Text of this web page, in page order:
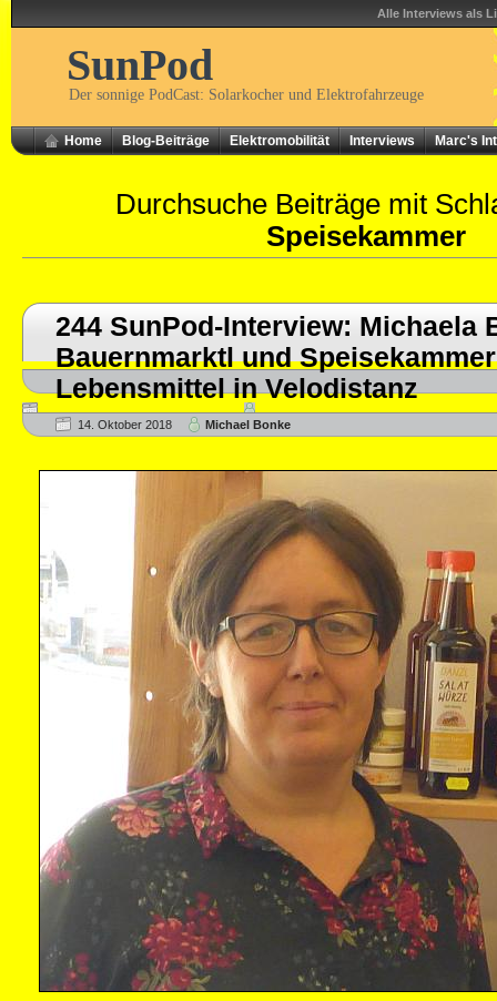
Alle Interviews als
SunPod
Der sonnige PodCast: Solarkocher und Elektrofahrzeuge
Home Blog-Beiträge Elektromobilität Interviews Marc's
Durchsuche Beiträge mit
Speisekammer
244 SunPod-Interview: Michaela
Bauernmarktl und
Lebensmittel in Velodistanz
14. Oktober 2018 Michael Bonke